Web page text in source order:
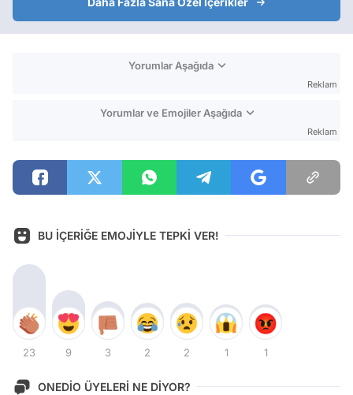
Yorumlar Aşağıda
Reklam
Yorumlar ve Emojiler Aşağıda
Reklam
BU İÇERİĞE EMOJİYLE TEPKİ VER!
23 9 3 2 2 1 1
ONEDİO ÜYELERİ NE DİYOR?